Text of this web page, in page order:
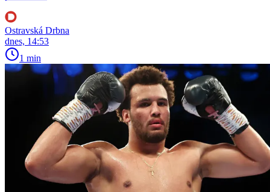
Ostravská Drbna
dnes, 14:53
1 min